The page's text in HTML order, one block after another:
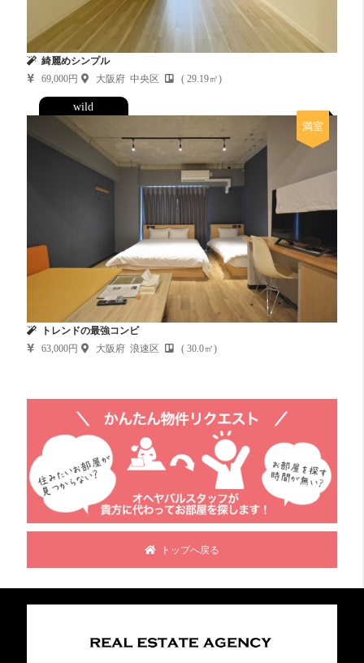
綺麗めシンプル
69,000円
大阪府 中央区 ( 29.19㎡)
wild
満室
トレンドの最強コンビ
63,000円
大阪府 浪速区 ( 30.0㎡)
トップへ戻る